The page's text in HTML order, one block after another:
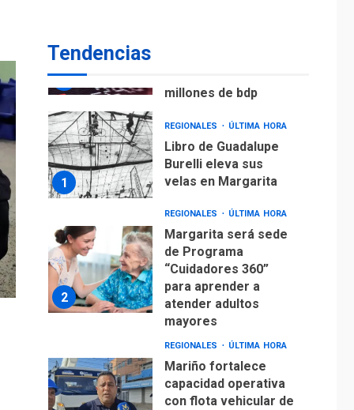
Tendencias
7
millones de bdp
1
REGIONALES ÚLTIMA HORA
Libro de Guadalupe
Burelli eleva sus
velas en Margarita
2
REGIONALES ÚLTIMA HORA
Margarita será sede
de Programa
“Cuidadores 360”
para aprender a
atender adultos
mayores
REGIONALES ÚLTIMA HORA
Mariño fortalece
capacidad operativa
con flota vehicular de